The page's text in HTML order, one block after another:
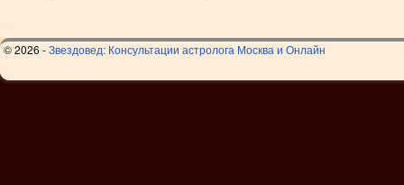
© 2026 -Звездовед: Консультации астролога Москва и Онлайн